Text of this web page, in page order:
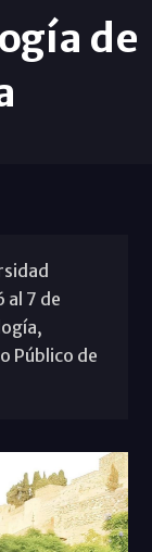
de
al 7 de
Público de